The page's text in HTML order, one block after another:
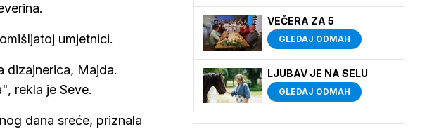
umjetnici.
dizajnerica, Majda.
rekla je Seve.
dana sreće, priznala
VEČERA ZA 5
GLEDAJ ODMAH
LJUBAV JE NA SELU
GLEDAJ ODMAH